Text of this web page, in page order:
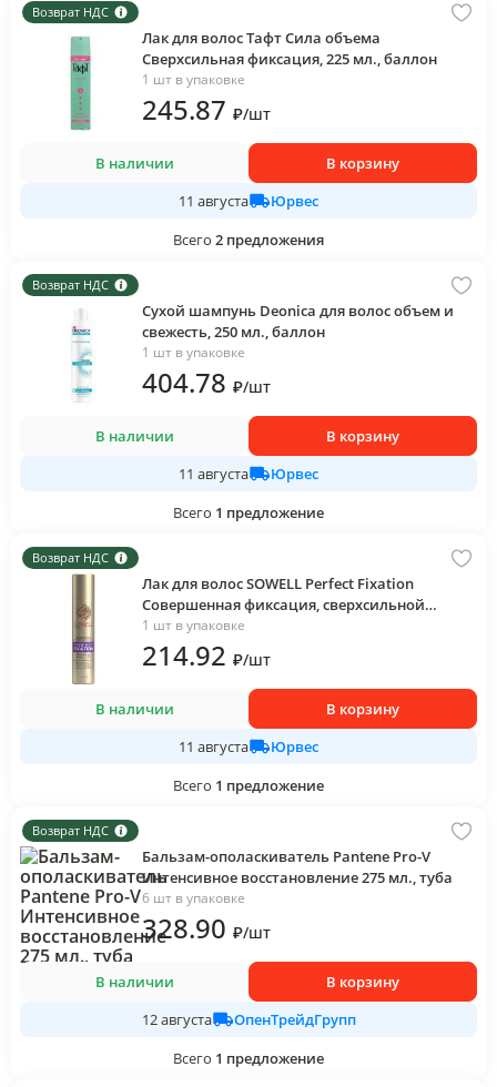
Возврат НДС
Лак для волос Тафт Сила объема
Сверхсильная фиксация, 225 мл., баллон
1 шт в упаковке
245.87 ₽/шт
В наличии
В корзину
11 августа
Юрвес
Всего 2 предложения
Возврат НДС
Сухой шампунь Deonica для волос объем и
свежесть, 250 мл., баллон
1 шт в упаковке
404.78 ₽/шт
В наличии
В корзину
11 августа
Юрвес
Всего 1 предложение
Возврат НДС
Лак для волос SOWELL Perfect Fixation
Совершенная фиксация, сверхсильной
фиксации 75 мл., баллон
1 шт в упаковке
214.92 ₽/шт
В наличии
В корзину
11 августа
Юрвес
Всего 1 предложение
Возврат НДС
Бальзам-ополаскиватель Pantene Pro-V
Интенсивное восстановление 275 мл., туба
6 шт в упаковке
328.90 ₽/шт
В наличии
В корзину
12 августа
ОпенТрейдГрупп
Всего 1 предложение